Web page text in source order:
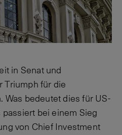
in Senat und
Triumph für die
Was bedeutet dies für US-
passiert bei einem Sieg
von Chief Investment